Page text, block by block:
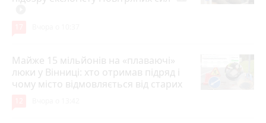
Майже 15 мільйонів на «плаваючі»
люки у Вінниці: хто отримав підряд і
чому місто відмовляється від старих